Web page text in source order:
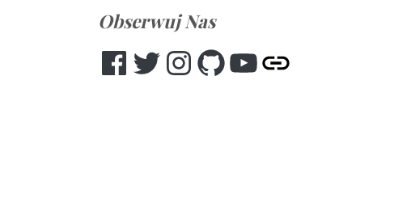
Obserwuj Nas
Facebook
TwitterInstagram
GitHubYouTube
Other